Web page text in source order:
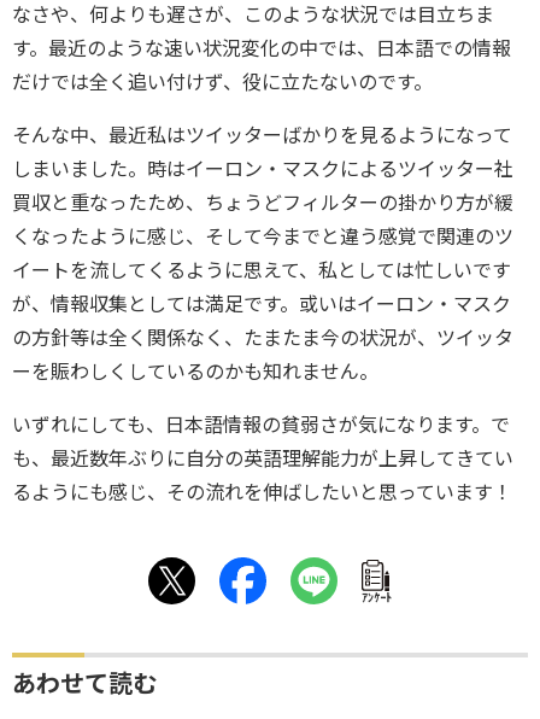
なさや、何よりも遅さが、このような状況では目立ちま
す。最近のような速い状況変化の中では、日本語での情報
だけでは全く追い付けず、役に立たないのです。
そんな中、最近私はツイッターばかりを見るようになって
しまいました。時はイーロン・マスクによるツイッター社
買収と重なったため、ちょうどフィルターの掛かり方が緩
くなったように感じ、そして今までと違う感覚で関連のツ
イートを流してくるように思えて、私としては忙しいです
が、情報収集としては満足です。或いはイーロン・マスク
の方針等は全く関係なく、たまたま今の状況が、ツイッタ
ーを賑わしくしているのかも知れません。
いずれにしても、日本語情報の貧弱さが気になります。で
も、最近数年ぶりに自分の英語理解能力が上昇してきてい
るようにも感じ、その流れを伸ばしたいと思っています！
ｱﾝｹｰﾄ
あわせて読む